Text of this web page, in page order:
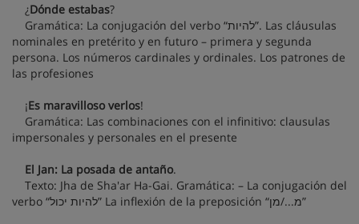
¿Dónde estabas?
Gramática: La conjugación del verbo “להיות”. Las cláusulas
nominales en pretérito y en futuro – primera y segunda
persona. Los números cardinales y ordinales. Los patrones de
las profesiones
¡Es maravilloso verlos!
Gramática: Las combinaciones con el infinitivo: clausulas
impersonales y personales en el presente
El Jan: La posada de antaño.
Texto: Jha de Sha'ar Ha-Gai. Gramática: – La conjugación del
verbo “להיות יכול” La inflexión de la preposición “מ.../מן”